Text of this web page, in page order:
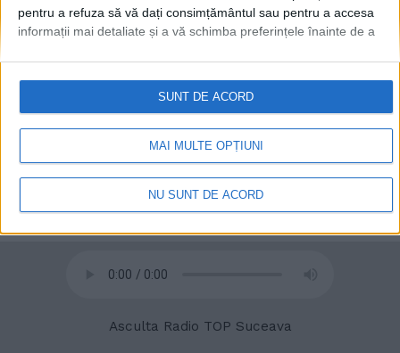
pentru a refuza să vă dați consimțământul sau pentru a accesa
informații mai detaliate și a vă schimba preferințele înainte de a
retrageți consimțământul în orice moment, revenind la acest site
și făcând clic pe butonul "Confidențialitate" din partea de jos a
paginii web.
MAI MULTE OPȚIUNI
NU SUNT DE ACORD
SUNT DE ACORD
Radio TOP Suceava 104 FM
Asculta Radio TOP Suceava